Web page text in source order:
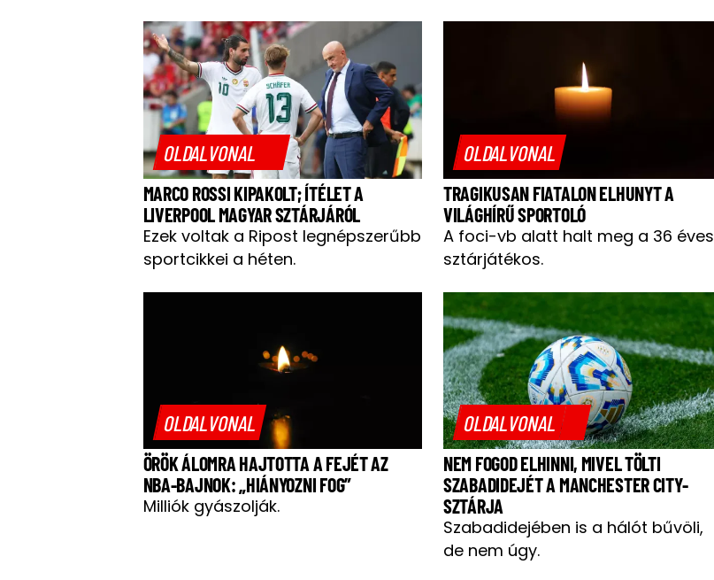
OLDALVONAL
MARCO ROSSI KIPAKOLT; ÍTÉLET A
LIVERPOOL MAGYAR SZTÁRJÁRÓL
Ezek voltak a Ripost legnépszerűbb
sportcikkei a héten.
OLDALVONAL
TRAGIKUSAN FIATALON ELHUNYT A
VILÁGHÍRŰ SPORTOLÓ
A foci-vb alatt halt meg a 36 éves
sztárjátékos.
OLDALVONAL
ÖRÖK ÁLOMRA HAJTOTTA A FEJÉT AZ
NBA-BAJNOK: „HIÁNYOZNI FOG”
Milliók gyászolják.
OLDALVONAL
NEM FOGOD ELHINNI, MIVEL TÖLTI
SZABADIDEJÉT A MANCHESTER CITY-
SZTÁRJA
Szabadidejében is a hálót bűvöli,
de nem úgy.